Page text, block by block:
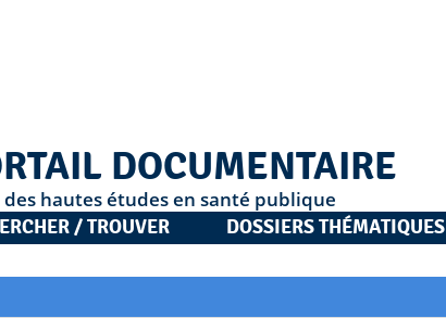
DOCUMENTAIRE
des hautes études en santé publique
/ TROUVER DOSSIERS THÉMATIQUES